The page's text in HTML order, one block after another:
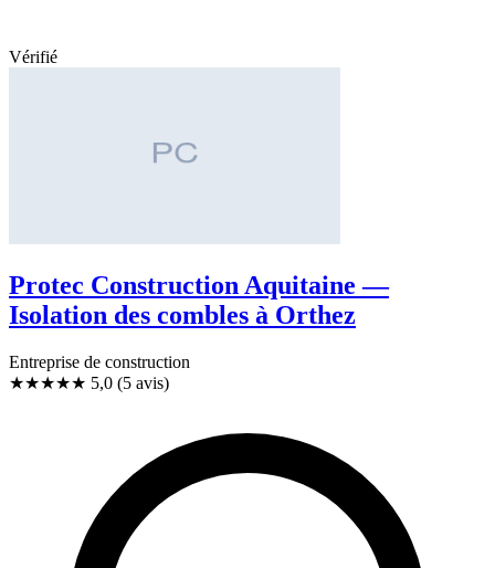
Vérifié
Protec Construction Aquitaine —
Isolation des combles à Orthez
Entreprise de construction
★★★★★ 5,0 (5 avis)